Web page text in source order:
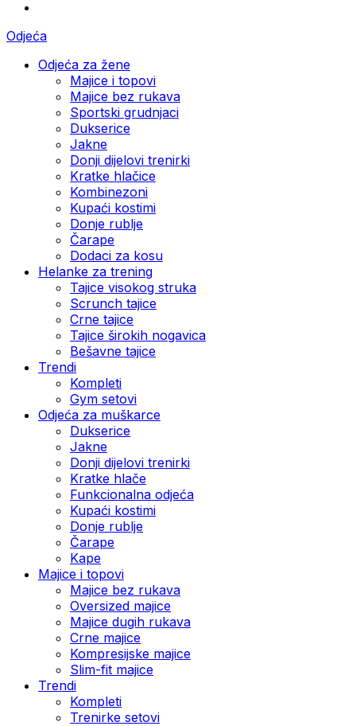
Odjeća
Odjeća za žene
Majice i topovi
Majice bez rukava
Sportski grudnjaci
Dukserice
Jakne
Donji dijelovi trenirki
Kratke hlačice
Kombinezoni
Kupaći kostimi
Donje rublje
Čarape
Dodaci za kosu
Helanke za trening
Tajice visokog struka
Scrunch tajice
Crne tajice
Tajice širokih nogavica
Bešavne tajice
Trendi
Kompleti
Gym setovi
Odjeća za muškarce
Dukserice
Jakne
Donji dijelovi trenirki
Kratke hlače
Funkcionalna odjeća
Kupaći kostimi
Donje rublje
Čarape
Kape
Majice i topovi
Majice bez rukava
Oversized majice
Majice dugih rukava
Crne majice
Kompresijske majice
Slim-fit majice
Trendi
Kompleti
Trenirke setovi